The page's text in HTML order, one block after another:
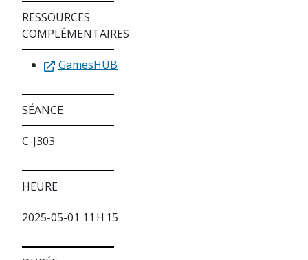
RESSOURCES
COMPLÉMENTAIRES
GamesHUB
SÉANCE
C-J303
HEURE
2025-05-01 11 H 15